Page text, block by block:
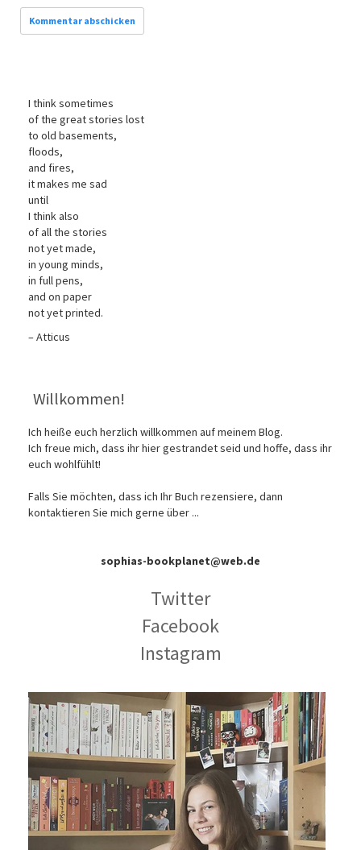
I think sometimes
of the great stories lost
to old basements,
floods,
and fires,
it makes me sad
until
I think also
of all the stories
not yet made,
in young minds,
in full pens,
and on paper
not yet printed.
– Atticus
Willkommen!
Ich heiße euch herzlich willkommen auf meinem Blog.
Ich freue mich, dass ihr hier gestrandet seid und hoffe, dass ihr
euch wohlfühlt!
Falls Sie möchten, dass ich Ihr Buch rezensiere, dann
kontaktieren Sie mich gerne über ...
sophias-bookplanet@web.de
Twitter
Facebook
Instagram